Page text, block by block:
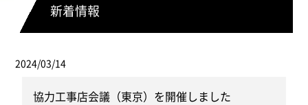
新着情報
2024/03/14
協力工事店会議（東京）を開催しました